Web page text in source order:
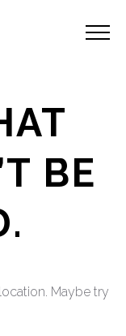
BE
Maybe try